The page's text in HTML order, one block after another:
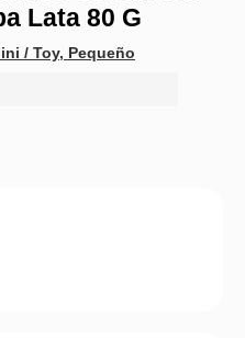
Lata 80 G
/ Toy, Pequeño